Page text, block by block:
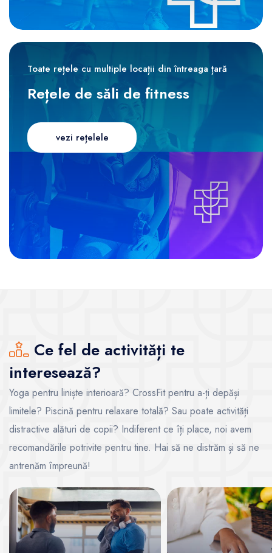
Toate rețele cu multiple locații din întreaga țară
Rețele de săli de fitness
vezi rețelele
Ce fel de activități te
interesează?
Yoga pentru liniște interioară? CrossFit pentru a-ți depăși
limitele? Piscină pentru relaxare totală? Sau poate activități
distractive alături de copii? Indiferent ce îți place, noi avem
recomandările potrivite pentru tine. Hai să ne distrăm și să ne
antrenăm împreună!